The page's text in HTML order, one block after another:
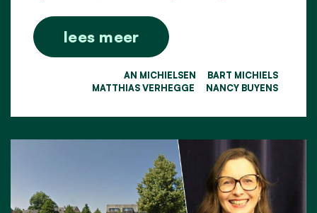
lees meer
AN MICHIELSEN
BART MICHIELS
MATTHIAS VERHEGGE
NANCY BUYENS